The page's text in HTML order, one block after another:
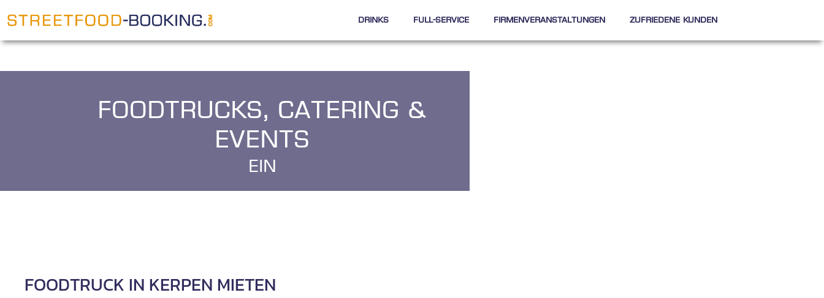
Drinks Full-Service Firmenveranstaltungen Zufriedene Kunden
Foodtrucks, Catering &
Events
n Kl
FOODTRUCK IN KERPEN MIETEN